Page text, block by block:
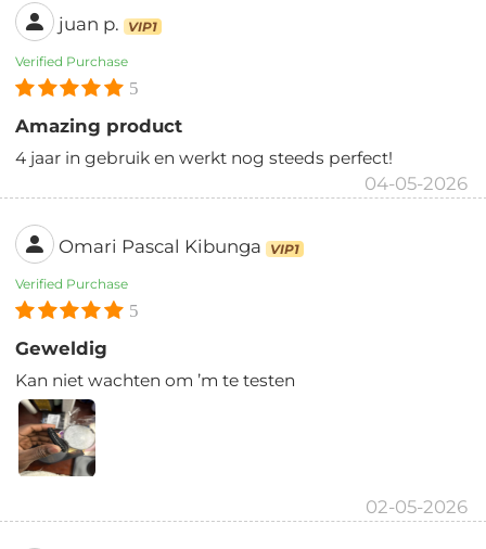
juan p. VIP1
Verified Purchase
5
Amazing product
4 jaar in gebruik en werkt nog steeds perfect!
04-05-2026
Omari Pascal Kibunga VIP1
Verified Purchase
5
Geweldig
Kan niet wachten om ’m te testen
02-05-2026